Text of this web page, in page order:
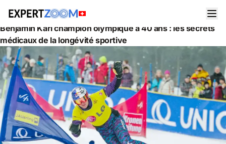
Actualités
Santé
Benjamin Karl champion olympique à 40 ans : les secrets
médicaux de la longévité sportive